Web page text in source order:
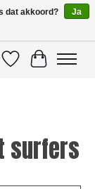
VerlanglijstWinkelwagen
surfers
dat akkoord?
Ja